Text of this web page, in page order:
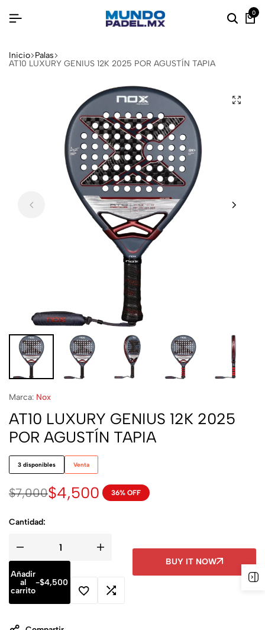
0
Inicio Palas
AT10 LUXURY GENIUS 12K 2025 POR AGUSTÍN TAPIA
Marca: Nox
AT10 LUXURY GENIUS 12K 2025
POR AGUSTÍN TAPIA
3 disponibles Venta
$7,000$4,500 36% OFF
Cantidad:
Añadir
al
carrito
-$4,500
BUY IT NOW